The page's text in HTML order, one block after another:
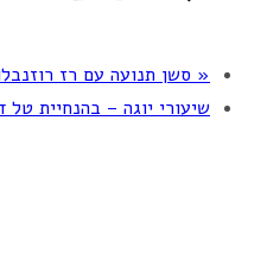
« סשן תנועה עם רז
שיעורי יוגה – בהנחיית טל